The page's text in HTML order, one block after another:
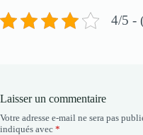
4/5 -
Laisser un commentaire
Votre adresse e-mail ne sera pas
indiqués avec *